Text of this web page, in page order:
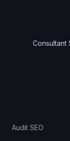
Consultant
Audit SEO